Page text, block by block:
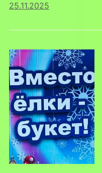
25.11.2025